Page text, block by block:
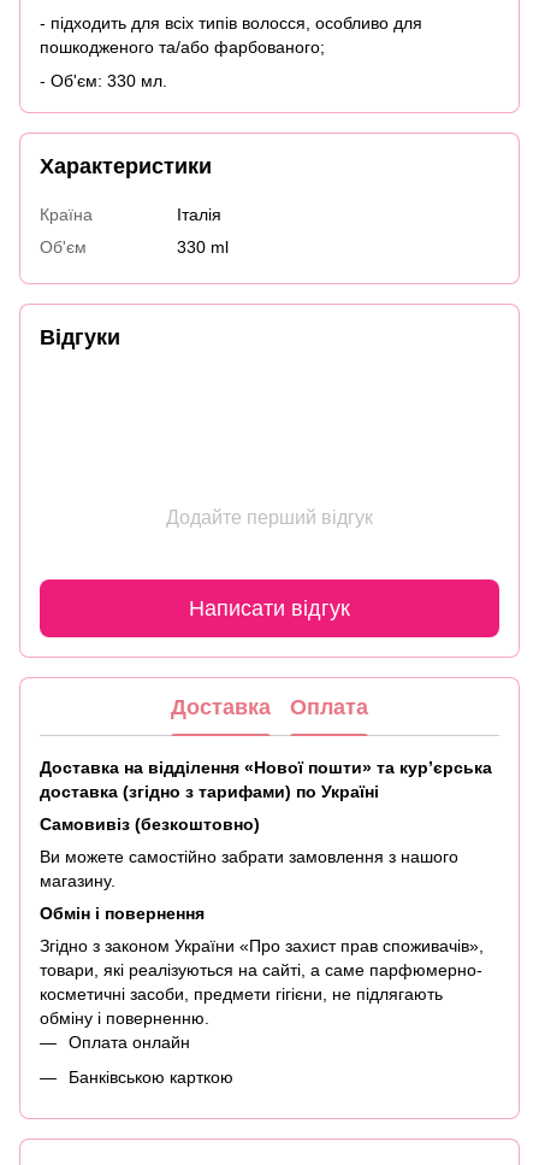
- підходить для всіх типів волосся, особливо для
пошкодженого та/або фарбованого;
- Об'єм: 330 мл.
Характеристики
Країна
Італія
Об'єм
330 ml
Відгуки
Додайте перший відгук
Написати відгук
Доставка Оплата
Доставка на відділення «Нової пошти» та кур’єрська
доставка (згідно з тарифами) по Україні
Самовивіз (безкоштовно)
Ви можете самостійно забрати замовлення з нашого
магазину.
Обмін і повернення
Згідно з законом України «Про захист прав споживачів»,
товари, які реалізуються на сайті, а саме парфюмерно-
косметичні засоби, предмети гігієни, не підлягають
обміну і поверненню.
Оплата онлайн
Банківською карткою